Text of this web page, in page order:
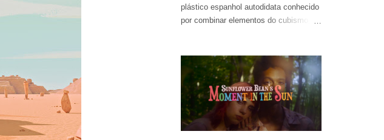
plástico espanhol autodidata conhecido
por combinar elementos do cubismo, da
belíssimas pinturas e sua maneira
talentosa de espalhar os códigos do
hiper-realismo entre as paisagens
urbanas. Seus murais, criados apenas
a partir de técnicas de spray, viraram
referência no mundo eclético da arte.